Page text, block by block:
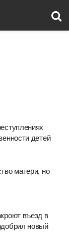
детей
матери, но
въезд в
новый